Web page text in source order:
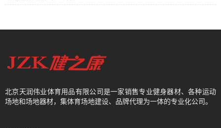
北京天润伟业体育用品有限公司是一家销售专业健身器材、各种运动
场地和场地器材，集体育场地建设、品牌代理为一体的专业化公司。